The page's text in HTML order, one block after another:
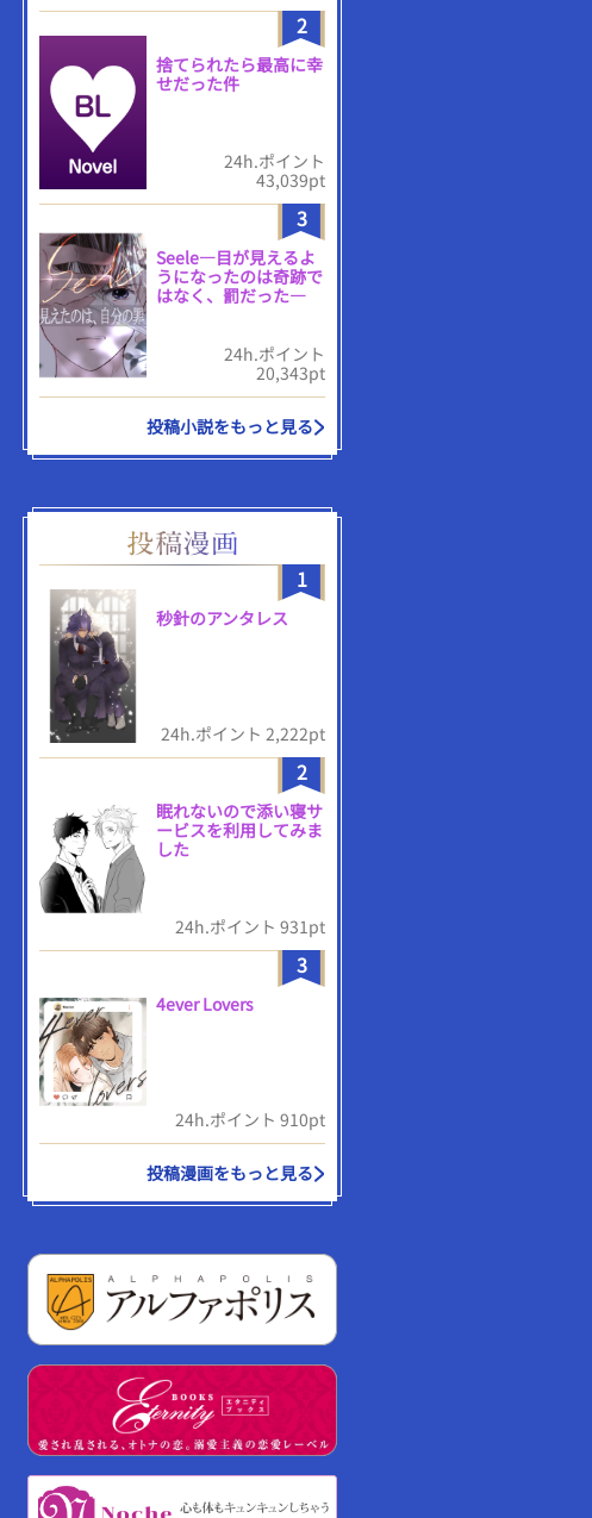
2
捨てられたら最高に幸
せだった件
24h.ポイント
43,039pt
3
Seele―目が見えるよ
うになったのは奇跡で
はなく、罰だった―
24h.ポイント
20,343pt
投稿小説をもっと見る
1
秒針のアンタレス
24h.ポイント 2,222pt
2
眠れないので添い寝サ
ービスを利用してみま
した
24h.ポイント 931pt
3
4ever Lovers
24h.ポイント 910pt
投稿漫画をもっと見る